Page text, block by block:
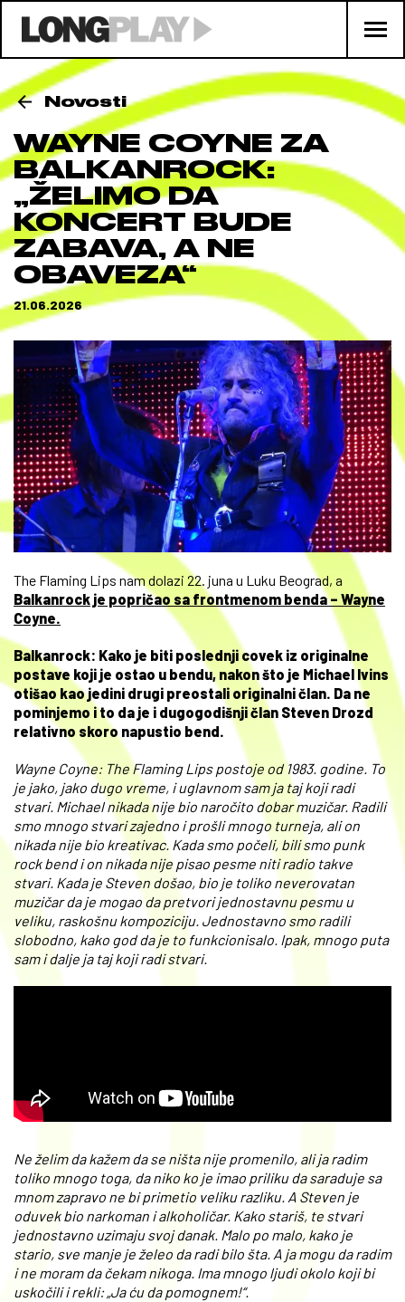
Novosti
WAYNE COYNE ZA
BALKANROCK:
„ŽELIMO DA
KONCERT BUDE
ZABAVA, A NE
OBAVEZA“
21.06.2026
The Flaming Lips nam dolazi 22. juna u Luku Beograd, a
Balkanrock je popričao sa frontmenom benda – Wayne
Coyne.
Balkanrock: Kako je biti poslednji covek iz originalne
postave koji je ostao u bendu, nakon što je Michael Ivins
otišao kao jedini drugi preostali originalni član. Da ne
pominjemo i to da je i dugogodišnji član Steven Drozd
relativno skoro napustio bend.
Wayne Coyne: The Flaming Lips postoje od 1983. godine. To
je jako, jako dugo vreme, i uglavnom sam ja taj koji radi
stvari. Michael nikada nije bio naročito dobar muzičar. Radili
smo mnogo stvari zajedno i prošli mnogo turneja, ali on
nikada nije bio kreativac. Kada smo počeli, bili smo punk
rock bend i on nikada nije pisao pesme niti radio takve
stvari. Kada je Steven došao, bio je toliko neverovatan
muzičar da je mogao da pretvori jednostavnu pesmu u
veliku, raskošnu kompoziciju. Jednostavno smo radili
slobodno, kako god da je to funkcionisalo. Ipak, mnogo puta
sam i dalje ja taj koji radi stvari.
Ne želim da kažem da se ništa nije promenilo, ali ja radim
toliko mnogo toga, da niko ko je imao priliku da saraduje sa
mnom zapravo ne bi primetio veliku razliku. A Steven je
oduvek bio narkoman i alkoholičar. Kako stariš, te stvari
jednostavno uzimaju svoj danak. Malo po malo, kako je
stario, sve manje je želeo da radi bilo šta. A ja mogu da radim
i ne moram da čekam nikoga. Ima mnogo ljudi okolo koji bi
uskočili i rekli: „Ja ću da pomognem!“.